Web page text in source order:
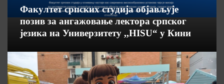
Факултет српских студија објављује
позив за ангажовање лектора српског
језика на Универзитету ,,HISU“ у Кини